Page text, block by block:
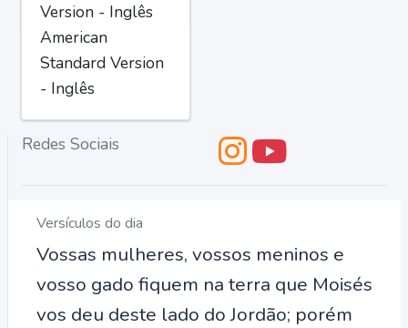
Version - Inglês
American
Standard Version
- Inglês
Redes Sociais
Versículos do dia
Vossas mulheres, vossos meninos e
vosso gado fiquem na terra que Moisés
vos deu deste lado do Jordão; porém